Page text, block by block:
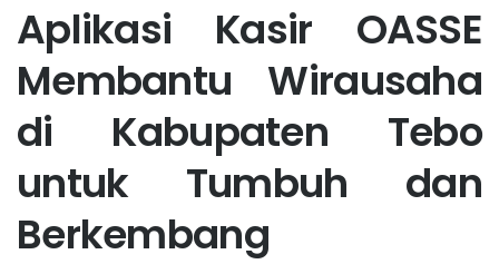
Aplikasi Kasir OASSE
Membantu Wirausaha
di Kabupaten Tebo
untuk Tumbuh dan
Berkembang